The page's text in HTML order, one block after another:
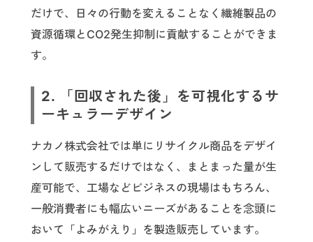
だけで、日々の行動を変えることなく繊維製品の
資源循環とCO2発生抑制に貢献することができま
す。
2. 「回収された後」を可視化するサ
ーキュラーデザイン
ナカノ株式会社では単にリサイクル商品をデザイ
ンして販売するだけではなく、まとまった量が生
産可能で、工場などビジネスの現場はもちろん、
一般消費者にも幅広いニーズがあることを念頭に
おいて「よみがえり」を製造販売しています。